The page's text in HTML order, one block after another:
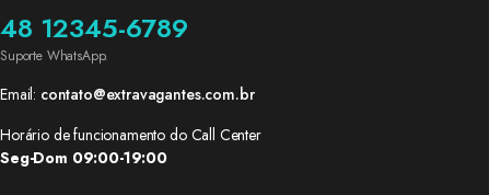
48 12345-6789
Suporte WhatsApp.
Email: contato@extravagantes.com.br
Horário de funcionamento do Call Center
Seg-Dom 09:00-19:00